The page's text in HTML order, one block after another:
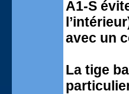
A1-S
avec un
La tige